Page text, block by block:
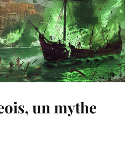
un mythe